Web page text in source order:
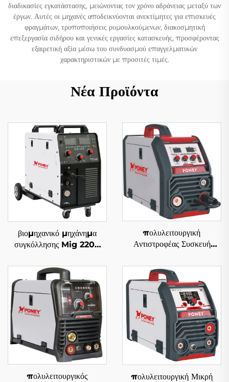
διαδικασίες εγκατάστασης, μειώνοντας τον χρόνο αδράνειας μεταξύ των
έργων. Αυτές οι μηχανές αποδεικνύονται ανεκτίμητες για επισκευές
φραγμάτων, τροποποιήσεις ρυμουλκούμενων, διακοσμητική
επεξεργασία σιδήρου και γενικές εργασίες κατασκευής, προσφέροντας
εξαιρετική αξία μέσω του συνδυασμού επαγγελματικών
χαρακτηριστικών με προσιτές τιμές.
Νέα Προϊόντα
βιομηχανικό μηχάνημα
συγκόλλησης Mig 220V
με προστασία αερίου CO2,
μηχάνημα συγκόλλησης
Mig/Mag
πολυλειτουργική
Αντιστροφέας Συσκευή
Mig-200, Υψηλής
Απόδοσης Συσκευή
Συγκόλλησης MIG
πολυλειτουργικός
πολυλειτουργική Μικρή